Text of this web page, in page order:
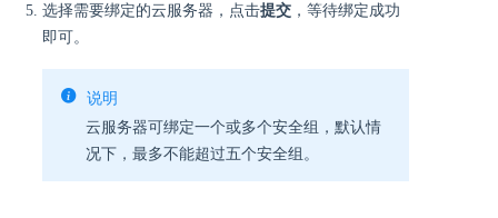
选择需要绑定的云服务器，点击提交 ，等待绑定成功
即可。
说明
云服务器可绑定一个或多个安全组，默认情
况下，最多不能超过五个安全组。